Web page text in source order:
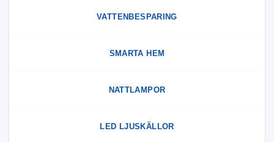
VATTENBESPARING
SMARTA HEM
NATTLAMPOR
LED LJUSKÄLLOR